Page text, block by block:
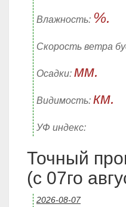
Влажность: %.
Скорость ветра
Осадки: мм.
Видимость: км.
УФ индекс:
Точный
(с 07го
2026-08-07